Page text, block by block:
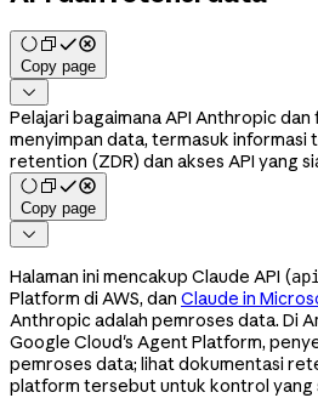
Copy page

Pelajari bagaimana API Anthropic
menyimpan data, termasuk
retention (ZDR) dan akses API yang
Copy page

Halaman ini mencakup Claude API (
Platform di AWS, dan Claude in
Anthropic adalah pemroses data. Di
Google Cloud's Agent Platform,
pemroses data; lihat dokumentasi
platform tersebut untuk kontrol yang